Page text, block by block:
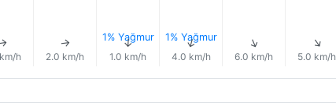
h
↑
2.0 km/h
1% Yağmur
↑
1.0 km/h
1% Yağmur
↑
4.0 km/h
↑
6.0 km/h
↑
5.0 km/h